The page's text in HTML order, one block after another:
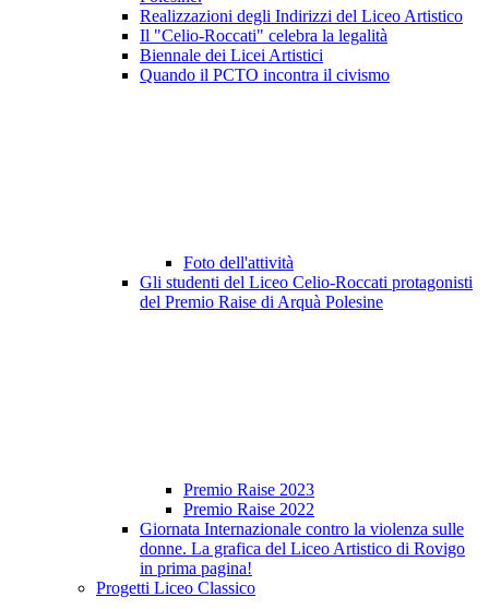
Realizzazioni degli Indirizzi del Liceo Artistico
Il "Celio-Roccati" celebra la legalità
Biennale dei Licei Artistici
Quando il PCTO incontra il civismo
Foto dell'attività
Gli studenti del Liceo Celio-Roccati protagonisti
del Premio Raise di Arquà Polesine
Premio Raise 2023
Premio Raise 2022
Giornata Internazionale contro la violenza sulle
donne. La grafica del Liceo Artistico di Rovigo
in prima pagina!
Progetti Liceo Classico